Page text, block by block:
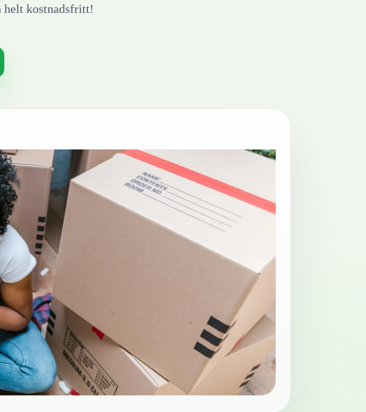
helt kostnadsfritt!